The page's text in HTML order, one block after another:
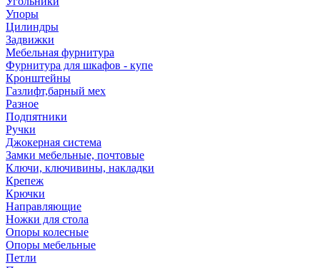
Упоры
Цилиндры
Задвижки
Мебельная фурнитура
Фурнитура для шкафов - купе
Кронштейны
Газлифт,барный мех
Разное
Подпятники
Ручки
Джокерная система
Замки мебельные, почтовые
Ключи, ключивины, накладки
Крепеж
Крючки
Направляющие
Ножки для стола
Опоры колесные
Опоры мебельные
Петли